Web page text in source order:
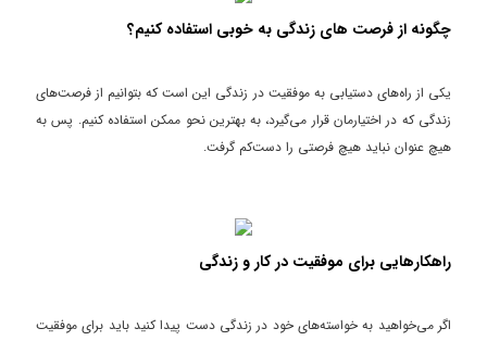
چگونه از فرصت های زندگی به خوبی استفاده کنیم؟
یکی از راه‌های دستیابی به موفقیت در زندگی این است که بتوانیم از فرصت‌های
زندگی که در اختیارمان قرار می‌گیرد، به بهترین نحو ممکن استفاده کنیم. پس به
هیچ عنوان نباید هیچ فرصتی را دست‌کم گرفت.
راهکارهایی برای موفقیت در کار و زندگی
اگر می‌خواهید به خواسته‌های خود در زندگی دست پیدا کنید باید برای موفقیت